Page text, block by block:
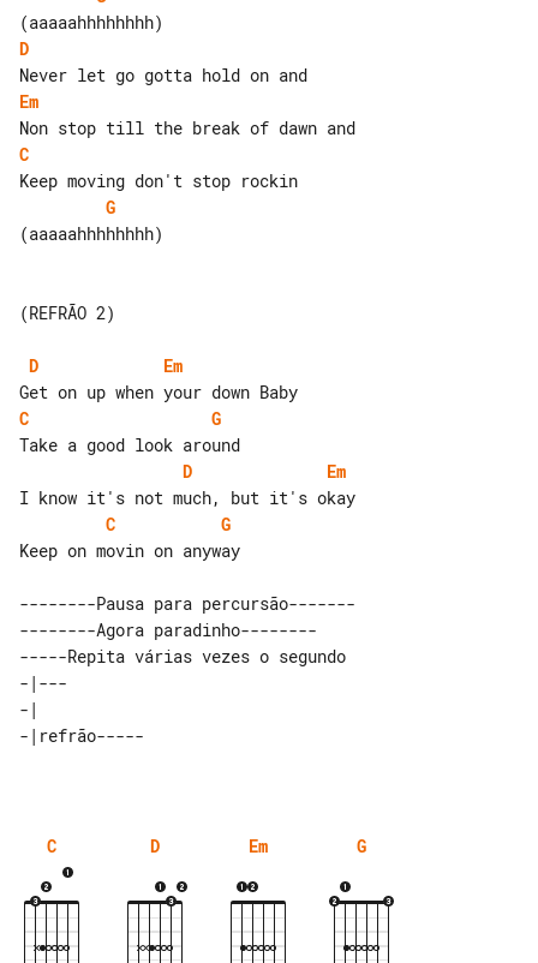
D
Em
C
G
(aaaaahhhhhhhh)
(REFRÃO 2)
D
Em
C
G
D
Em
C
G
Keep on movin on anyway
--------Pausa para percursão-------
--------Agora paradinho--------
-----Repita várias vezes o segundo
-|---
-|
C D Em G